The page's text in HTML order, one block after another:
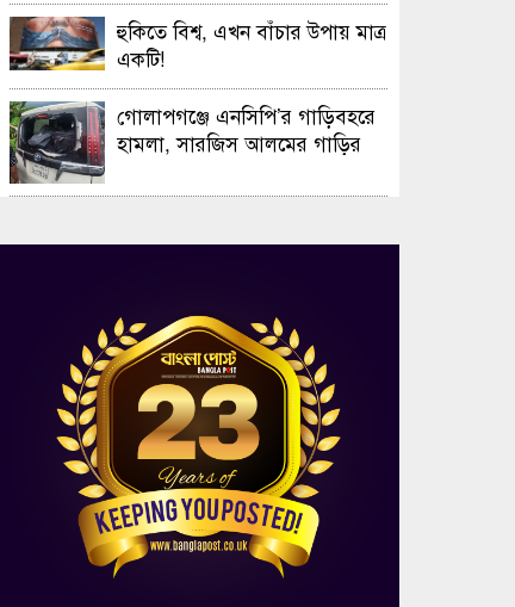
হুকিতে বিশ্ব, এখন বাঁচার উপায় মাত্র
একটি!
গোলাপগঞ্জে এনসিপি’র গাড়িবহরে
হামলা, সারজিস আলমের গাড়ির